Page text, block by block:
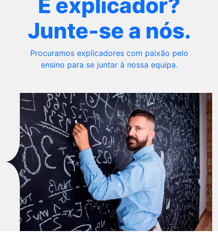
Junte-se a nós.
Procuramos explicadores com paixão pelo
ensino para se juntar à nossa equipa.